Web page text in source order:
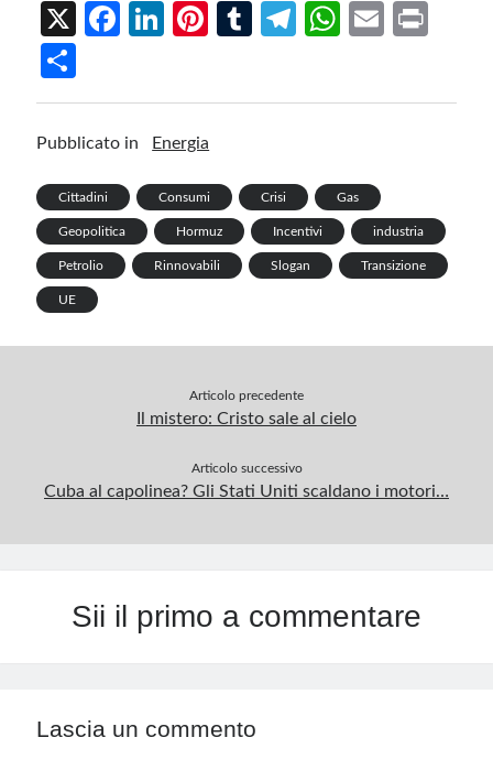
X
Fa
o
k
Li
n
Pi
t
T
Te
W
p
p
E
h
ar
Pubblicato in Energia
Cittadini Consumi Crisi Gas
Geopolitica Hormuz Incentivi industria
Petrolio Rinnovabili Slogan Transizione
UE
Articolo precedente
Il mistero: Cristo sale al cielo
Articolo successivo
Cuba al capolinea? Gli Stati Uniti scaldano i motori…
Sii il primo a commentare
Lascia un commento